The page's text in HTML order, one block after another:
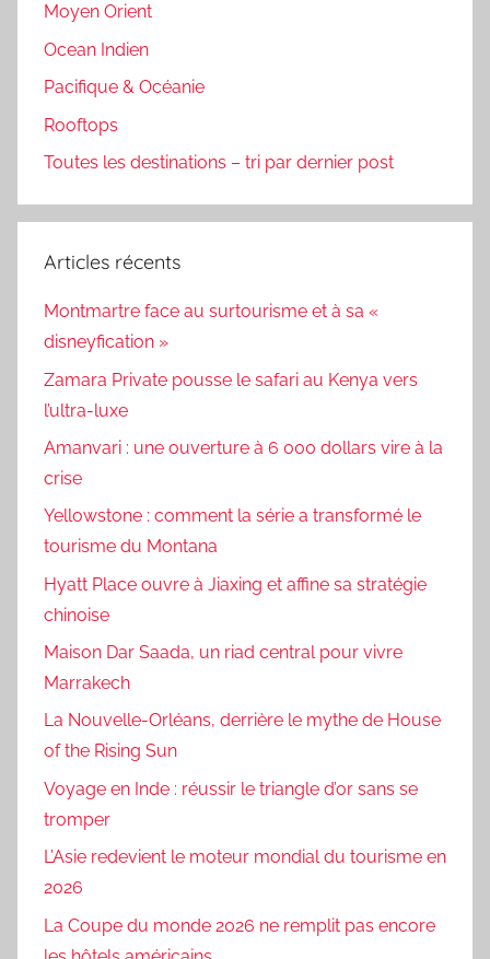
Moyen Orient
Ocean Indien
Pacifique & Océanie
Rooftops
Toutes les destinations – tri par dernier post
Articles récents
Montmartre face au surtourisme et à sa «
disneyfication »
Zamara Private pousse le safari au Kenya vers
l’ultra-luxe
Amanvari : une ouverture à 6 000 dollars vire à la
crise
Yellowstone : comment la série a transformé le
tourisme du Montana
Hyatt Place ouvre à Jiaxing et affine sa stratégie
chinoise
Maison Dar Saada, un riad central pour vivre
Marrakech
La Nouvelle-Orléans, derrière le mythe de House
of the Rising Sun
Voyage en Inde : réussir le triangle d’or sans se
tromper
L’Asie redevient le moteur mondial du tourisme en
2026
La Coupe du monde 2026 ne remplit pas encore